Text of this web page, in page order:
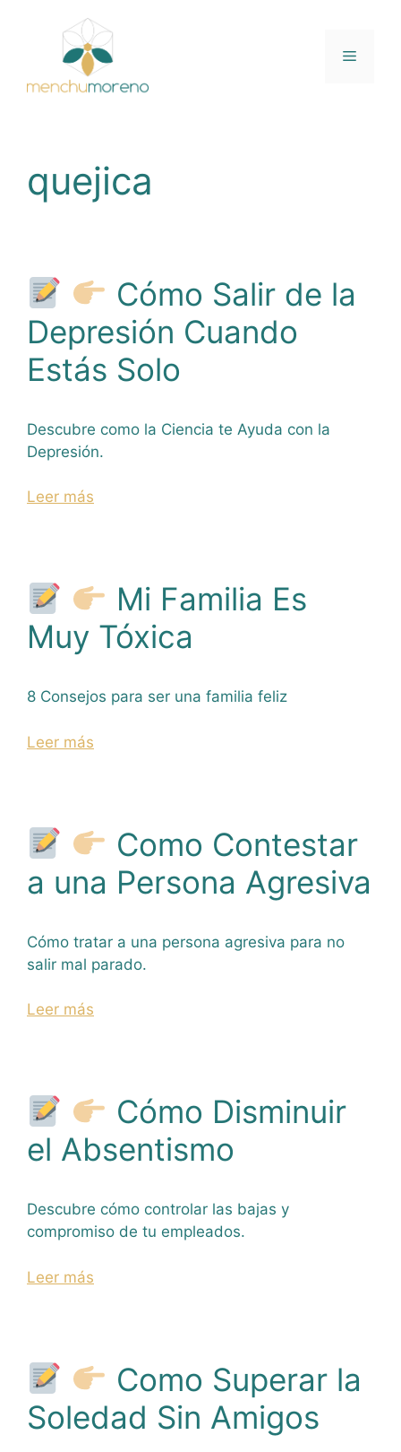
contenido
Menú
quejica
Cómo Salir de la
Depresión Cuando
Estás Solo
Descubre como la Ciencia te Ayuda con la
Depresión.
Leer más
Mi Familia Es
Muy Tóxica
8 Consejos para ser una familia feliz
Leer más
Como Contestar
a una Persona Agresiva
Cómo tratar a una persona agresiva para no
salir mal parado.
Leer más
Cómo Disminuir
el Absentismo
Descubre cómo controlar las bajas y
compromiso de tu empleados.
Leer más
Como Superar la
Soledad Sin Amigos